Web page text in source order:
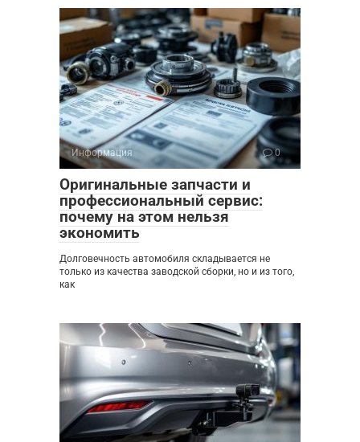
Информация 0
Оригинальные запчасти и
профессиональный сервис:
почему на этом нельзя
экономить
Долговечность автомобиля складывается не
только из качества заводской сборки, но и из того,
как